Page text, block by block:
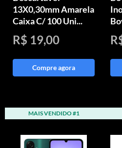
13X0,30mm Amarela
Caixa C/ 100 Uni...
R$ 19,00
Compre agora
MAIS VENDIDO #1